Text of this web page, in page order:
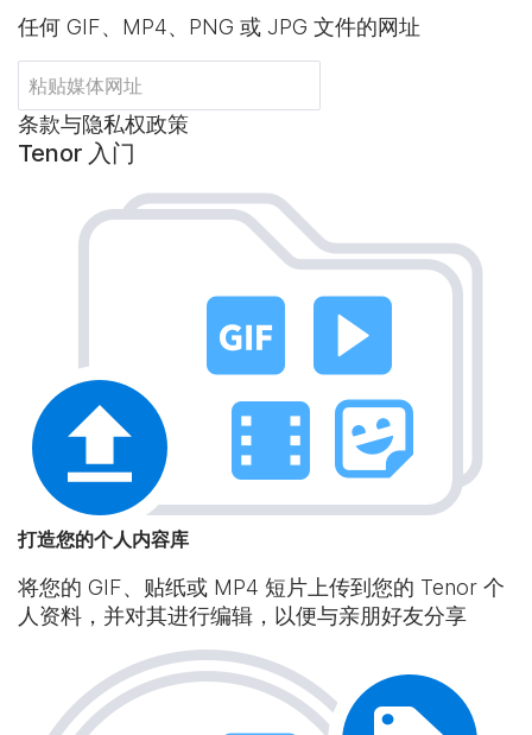
任何 GIF、MP4、PNG 或 JPG 文件的网址
条款与隐私权政策
Tenor 入门
打造您的个人内容库
将您的 GIF、贴纸或 MP4 短片上传到您的 Tenor 个
人资料，并对其进行编辑，以便与亲朋好友分享